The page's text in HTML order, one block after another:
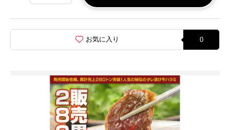
お気に入り 0